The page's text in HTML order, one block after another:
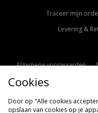
Traceer mijn
Levering &
Algemene voorwaarden
Cookie Instellingen
Cookies
Door op "Alle cookies
opslaan van cookies op je